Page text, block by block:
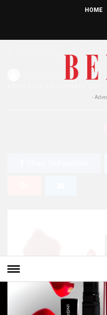
HOME
-
Inglot
il suo rosso